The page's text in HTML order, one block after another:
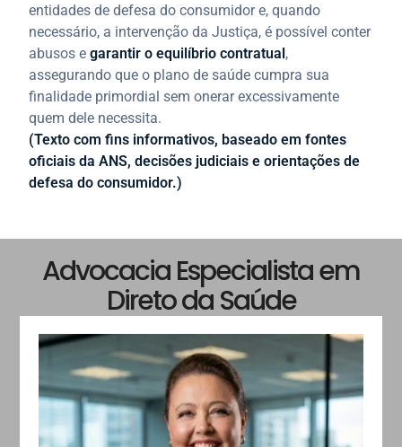
entidades de defesa do consumidor e, quando
necessário, a intervenção da Justiça, é possível conter
abusos egarantir o equilíbrio contratual,
assegurando que o plano de saúde cumpra sua
finalidade primordial sem onerar excessivamente
quem dele necessita.
(Texto com fins informativos, baseado em fontes
oficiais da ANS, decisões judiciais e orientações de
defesa do consumidor.)
Advocacia Especialista em
Direto da Saúde